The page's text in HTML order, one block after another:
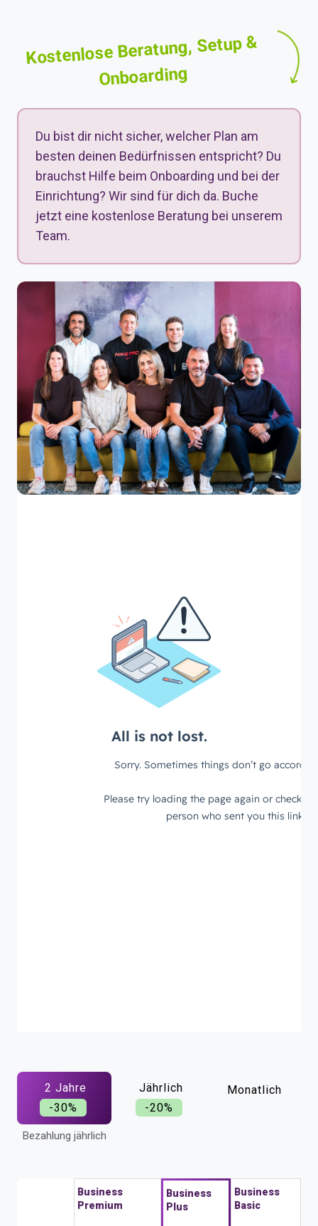
Kostenlose Beratung, Setup &
Onboarding
Du bist dir nicht sicher, welcher Plan am
besten deinen Bedürfnissen entspricht? Du
brauchst Hilfe beim Onboarding und bei der
Einrichtung? Wir sind für dich da. Buche
jetzt eine kostenlose Beratung bei unserem
Team.
2 Jahre
-30%
Bezahlung jährlich
Jährlich
-20%
Monatlich
Business
Premium
Business
Plus
Business
Basic